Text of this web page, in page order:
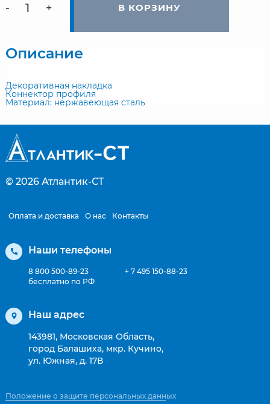
- + В КОРЗИНУ
Описание
Декоративная накладка
Коннектор профиля
Материал: нержавеющая сталь
© 2026 Атлантик-СТ
Оплата и доставка О нас Контакты
Наши телефоны
8 800 500-89-23
бесплатно по РФ
+ 7 495 150-88-23
Наш адрес
143981, Московская Область,
город Балашиха, мкр. Кучино,
ул. Южная, д. 17В
Положение о защите персональных данных